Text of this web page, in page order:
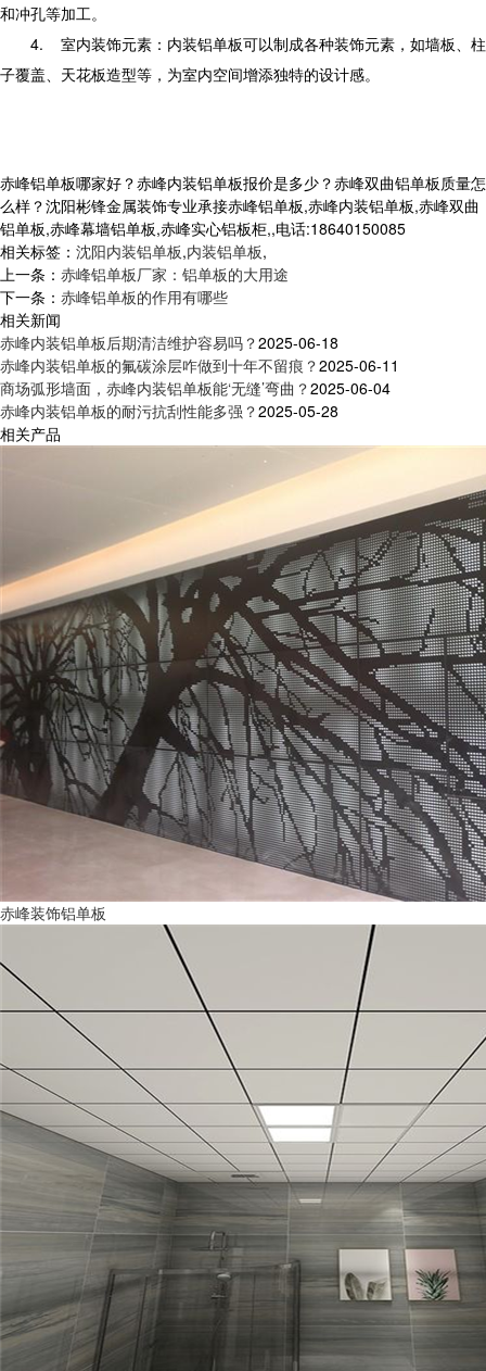
和冲孔等加工。
4. 室内装饰元素：内装铝单板可以制成各种装饰元素，如墙板、柱
子覆盖、天花板造型等，为室内空间增添独特的设计感。
赤峰铝单板哪家好？赤峰内装铝单板报价是多少？赤峰双曲铝单板质量怎
么样？沈阳彬锋金属装饰专业承接赤峰铝单板,赤峰内装铝单板,赤峰双曲
铝单板,赤峰幕墙铝单板,赤峰实心铝板柜,,电话:18640150085
相关标签： 沈阳内装铝单板,内装铝单板,
上一条： 赤峰铝单板厂家：铝单板的大用途
下一条： 赤峰铝单板的作用有哪些
相关新闻
赤峰内装铝单板后期清洁维护容易吗？2025-06-18
赤峰内装铝单板的氟碳涂层咋做到十年不留痕？2025-06-11
商场弧形墙面，赤峰内装铝单板能‘无缝’弯曲？2025-06-04
赤峰内装铝单板的耐污抗刮性能多强？2025-05-28
相关产品
赤峰装饰铝单板